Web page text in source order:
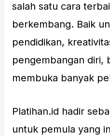
salah satu cara
berkembang. Baik
pendidikan,
pengembangan diri,
membuka banyak
Platihan.id hadir
untuk pemula yang